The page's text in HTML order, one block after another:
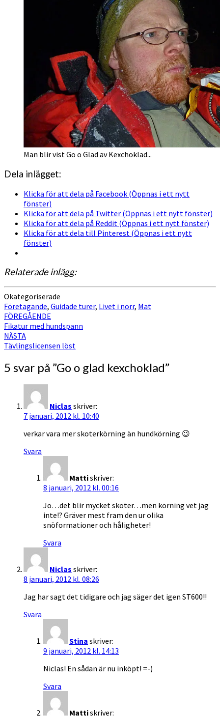
Man blir vist Go o Glad av Kexchoklad...
Dela inlägget:
Klicka för att dela på Facebook (Öppnas i ett nytt
fönster)
Klicka för att dela på Twitter (Öppnas i ett nytt fönster)
Klicka för att dela på Reddit (Öppnas i ett nytt fönster)
Klicka för att dela till Pinterest (Öppnas i ett nytt
fönster)
Relaterade inlägg:
Okategoriserade
Företagande, Guidade turer, Livet i norr, Mat
Inläggsnavigering
FÖREGÅENDE
Fikatur med hundspann
NÄSTA
Tävlingslicensen löst
5 svar på ”Go o glad kexchoklad”
Niclas skriver:
7 januari, 2012 kl. 10:40
verkar vara mer skoterkörning än hundkörning 😉
Svara
Mattiskriver:
8 januari, 2012 kl. 00:16
Jo…det blir mycket skoter…men körning vet jag
inte!? Gräver mest fram den ur olika
snöformationer och håligheter!
Svara
Niclas skriver:
8 januari, 2012 kl. 08:26
Jag har sagt det tidigare och jag säger det igen ST600!!
Svara
Stina skriver:
9 januari, 2012 kl. 14:13
Niclas! En sådan är nu inköpt! =-)
Svara
Mattiskriver: